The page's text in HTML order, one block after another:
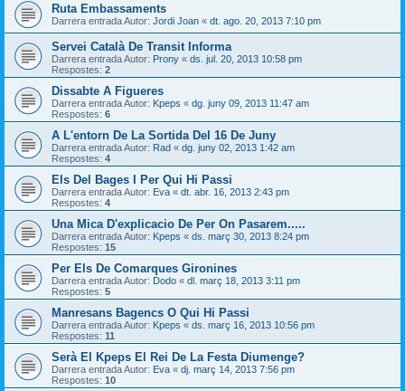
Ruta Embassaments
Darrera entrada Autor: Jordi Joan « dt. ago. 20, 2013 7:10 pm
Servei Català De Transit Informa
Darrera entrada Autor: Prony « ds. jul. 20, 2013 10:58 pm
Respostes: 2
Dissabte A Figueres
Darrera entrada Autor: Kpeps « dg. juny 09, 2013 11:47 am
Respostes: 6
A L'entorn De La Sortida Del 16 De Juny
Darrera entrada Autor: Rad « dg. juny 02, 2013 1:42 am
Respostes: 4
Els Del Bages I Per Qui Hi Passi
Darrera entrada Autor: Eva « dt. abr. 16, 2013 2:43 pm
Respostes: 4
Una Mica D'explicacio De Per On Pasarem.....
Darrera entrada Autor: Kpeps « ds. març 30, 2013 8:24 pm
Respostes: 15
Per Els De Comarques Gironines
Darrera entrada Autor: Dodo « dl. març 18, 2013 3:11 pm
Respostes: 5
Manresans Bagencs O Qui Hi Passi
Darrera entrada Autor: Kpeps « ds. març 16, 2013 10:56 pm
Respostes: 11
Serà El Kpeps El Rei De La Festa Diumenge?
Darrera entrada Autor: Eva « dj. març 14, 2013 7:56 pm
Respostes: 10